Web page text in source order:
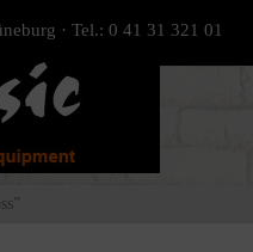
· Tel.: 0 41 31 321 01